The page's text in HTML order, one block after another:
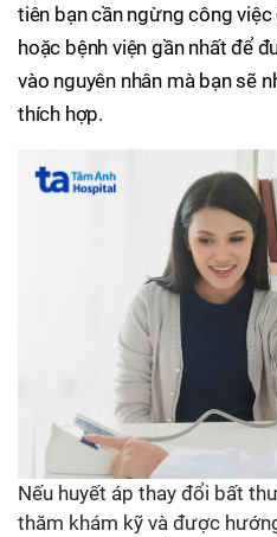
tiên bạn cần ngừng công
hoặc bệnh viện gần nhất để
vào nguyên nhân mà bạn sẽ
thích hợp.
Nếu huyết áp thay đổi bất
thăm khám kỹ và được